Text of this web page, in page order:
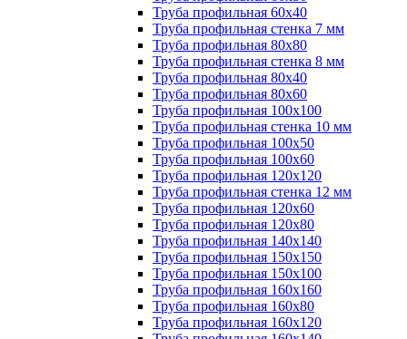
Труба профильная 60х40
Труба профильная стенка 7 мм
Труба профильная 80х80
Труба профильная стенка 8 мм
Труба профильная 80х40
Труба профильная 80х60
Труба профильная 100х100
Труба профильная стенка 10 мм
Труба профильная 100х50
Труба профильная 100х60
Труба профильная 120х120
Труба профильная стенка 12 мм
Труба профильная 120х60
Труба профильная 120х80
Труба профильная 140х140
Труба профильная 150х150
Труба профильная 150х100
Труба профильная 160х160
Труба профильная 160х80
Труба профильная 160х120